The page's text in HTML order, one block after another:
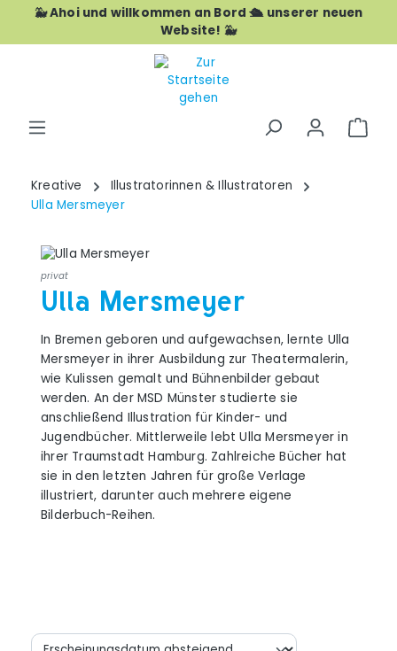
Zum Hauptinhalt springen
🐳 Ahoi und willkommen an Bord 🛳️ unserer neuen
Website! 🐳
Kreative
Illustratorinnen & Illustratoren
Ulla Mersmeyer
privat
Ulla Mersmeyer
In Bremen geboren und aufgewachsen, lernte Ulla
Mersmeyer in ihrer Ausbildung zur Theatermalerin,
wie Kulissen gemalt und Bühnenbilder gebaut
werden. An der MSD Münster studierte sie
anschließend Illustration für Kinder- und
Jugendbücher. Mittlerweile lebt Ulla Mersmeyer in
ihrer Traumstadt Hamburg. Zahlreiche Bücher hat
sie in den letzten Jahren für große Verlage
illustriert, darunter auch mehrere eigene
Bilderbuch-Reihen.